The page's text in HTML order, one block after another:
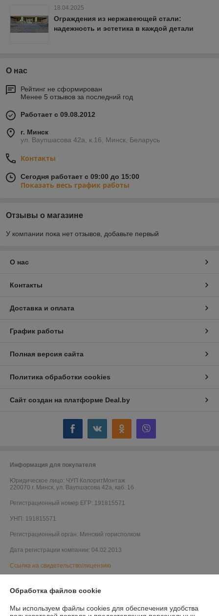
18.04.2025
Ограждения из нержавеющей стали:
надежность и эстетика в каждой детали
О нас
Рейтинг не сформирован
Менее 5 отзывов за последний год
Работает с 09.08.2012
г. Минск
ул. Ваупшасова 42а, к.16, Минск, Беларусь
Контакты
Сегодня работает с 09:00 до 15:00
Показать весь график работы
Отзывы о магазине
У компании пока нет отзывов, добавьте первый
О нас
Контакты
Доставка и оплата
График работы
Полная версия сайта
Политика обработки cookies
Сайт создан на платформе Deal.by
Информация для покупателя
Юридическое лицо: ЧУП КолоритМонтаж
220070 г. Минск, ул. Ваупшасова 42а, каб. 16
Регистрационный номер ЕГР: 191815571
УНП: 191815571
Регистрационный орган: Минский горисполком
Дата регистрации компании: 04.02.2013
Ссылка на свидетельство/лицензию
Ссылка на свидетельство/лицензию
Обработка файлов cookie
Мы используем файлы cookies для обеспечения удобства